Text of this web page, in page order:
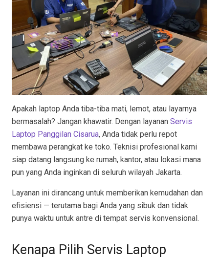
Apakah laptop Anda tiba-tiba mati, lemot, atau layarnya
bermasalah? Jangan khawatir. Dengan layanan Servis
Laptop Panggilan Cisarua, Anda tidak perlu repot
membawa perangkat ke toko. Teknisi profesional kami
siap datang langsung ke rumah, kantor, atau lokasi mana
pun yang Anda inginkan di seluruh wilayah Jakarta.
Layanan ini dirancang untuk memberikan kemudahan dan
efisiensi — terutama bagi Anda yang sibuk dan tidak
punya waktu untuk antre di tempat servis konvensional.
Kenapa Pilih Servis Laptop